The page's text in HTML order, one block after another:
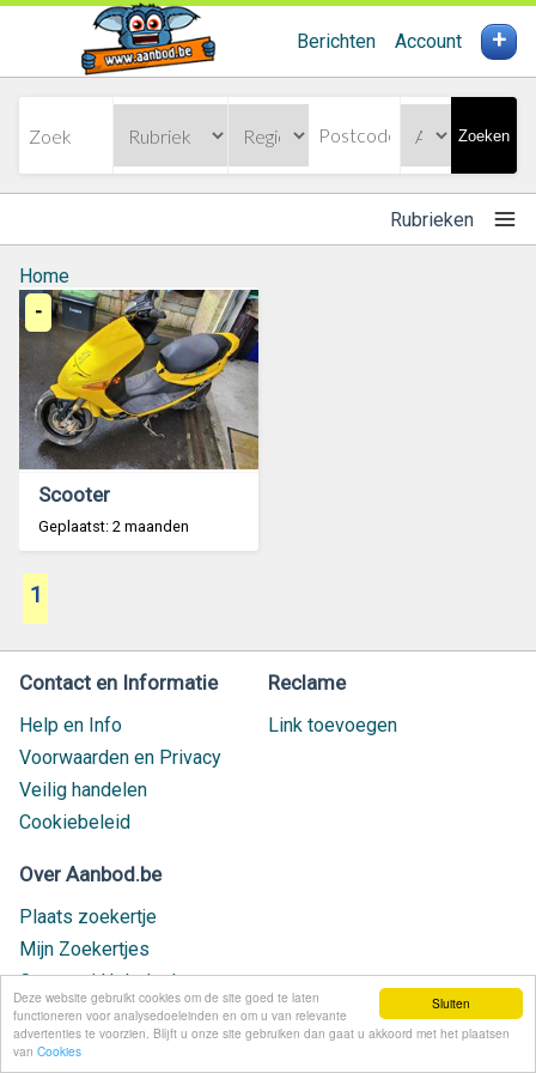
Sluiten
Deze website gebruikt cookies om de site goed te laten
functioneren voor analysedoeleinden en om u van relevante
advertenties te voorzien. Blijft u onze site gebruiken dan gaat u akkoord met het plaatsen
van Cookies
Berichten Account +
Zoeken
Rubrieken
Home
Scooter
Geplaatst: 2 maanden
-
1
Contact en Informatie
Help en Info
Voorwaarden en Privacy
Veilig handelen
Cookiebeleid
Reclame
Link toevoegen
Over Aanbod.be
Plaats zoekertje
Mijn Zoekertjes
Contact / Helpdesk
Nieuw geplaatst